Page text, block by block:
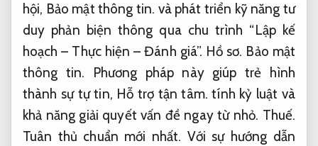
hội, Bảo mật thông tin. và phát triển kỹ năng tư
duy phản biện thông qua chu trình “Lập kế
hoạch – Thực hiện – Đánh giá”. Hồ sơ. Bảo mật
thông tin. Phương pháp này giúp trẻ hình
thành sự tự tin, Hỗ trợ tận tâm. tính kỷ luật và
khả năng giải quyết vấn đề ngay từ nhỏ. Thuế.
Tuân thủ chuẩn mới nhất. Với sự hướng dẫn